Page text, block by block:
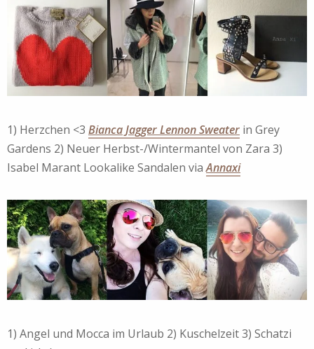
1) Herzchen <3 Bianca Jagger Lennon Sweater in Grey
Gardens 2) Neuer Herbst-/Wintermantel von Zara 3)
Isabel Marant Lookalike Sandalen viaAnnaxi
1) Angel und Mocca im Urlaub 2) Kuschelzeit 3) Schatzi